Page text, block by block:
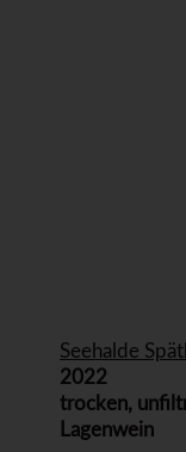
Seehalde
2022
trocken,
Lagenwein